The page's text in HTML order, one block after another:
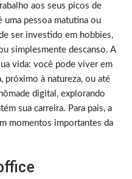
aos seus picos de
uma pessoa matutina ou
ser investido em hobbies,
simplesmente descanso. A
vida: você pode viver em
próximo à natureza, ou até
digital, explorando
sua carreira. Para pais, a
momentos importantes da